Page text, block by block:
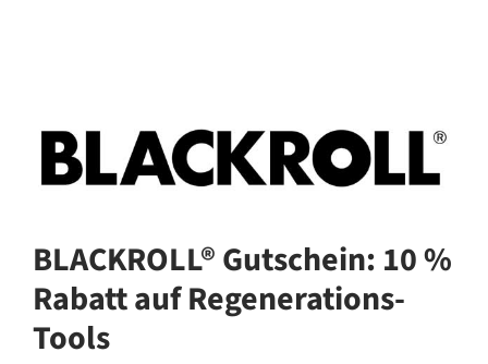
BLACKROLL® Gutschein: 10 %
Rabatt auf Regenerations-
Tools